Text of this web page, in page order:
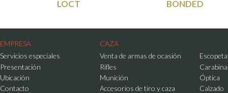
LOCT
BONDED
EMPRESA
Servicios especiales
Presentación
Ubicación
Contacto
CAZA
Venta de armas de ocasión
Rifles
Munición
Óptica
Accesorios de tiro y caza
Calzado